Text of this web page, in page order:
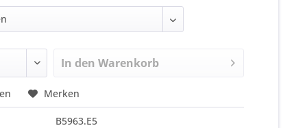
In den Warenkorb
Merken
B5963.E5